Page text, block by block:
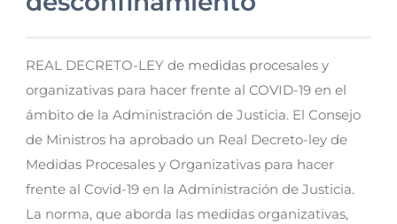
REAL DECRETO-LEY de medidas procesales y
organizativas para hacer frente al COVID-19 en el
ámbito de la Administración de Justicia. El Consejo
de Ministros ha aprobado un Real Decreto-ley de
Medidas Procesales y Organizativas para hacer
frente al Covid-19 en la Administración de Justicia.
La norma, que aborda las medidas organizativas,